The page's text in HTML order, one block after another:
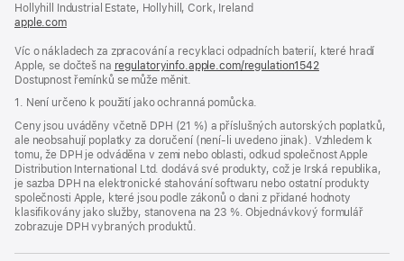
Hollyhill Industrial Estate, Hollyhill, Cork, Ireland
apple.com(otevře
v novém
okně)
Víc o nákladech za zpracování a recyklaci odpadních baterií, které hradí
Apple, se dočteš na regulatoryinfo.apple.com/regulation1542(otevře
Dostupnost řemínků se může měnit.
1. Není určeno k použití jako ochranná pomůcka.
Ceny jsou uváděny včetně DPH (21 %) a příslušných autorských poplatků,
ale neobsahují poplatky za doručení (není-li uvedeno jinak). Vzhledem k
tomu, že DPH je odváděna v zemi nebo oblasti, odkud společnost Apple
Distribution International Ltd. dodává své produkty, což je Irská republika,
je sazba DPH na elektronické stahování softwaru nebo ostatní produkty
společnosti Apple, které jsou podle zákonů o dani z přidané hodnoty
klasifikovány jako služby, stanovena na 23 %. Objednávkový formulář
zobrazuje DPH vybraných produktů.